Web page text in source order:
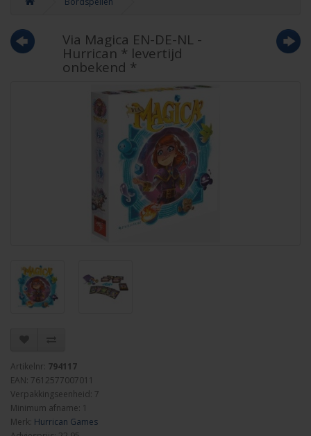
Via Magica EN-DE-NL -
Hurrican * levertijd
onbekend *
Artikelnr: 794117
EAN: 7612577007011
Verpakkingseenheid: 7
Minimum afname: 1
Merk: Hurrican Games